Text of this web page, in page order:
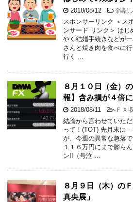
2018/08/12 -雑記
スポンサーリンク ＜ス
ンサード リンク＞ はじ
やく結婚手続きなどが
さんと焼き肉を食べに
行く …
８月１０日（金）
報】含み損が４倍
2018/08/11 - ＦＸ
結論から言わせていた
って！(TOT) 先月末に
が、今週の異常な急落
１１６万円にまで膨ら
ン!!（号泣 …
８月９日（木）の
真央展」